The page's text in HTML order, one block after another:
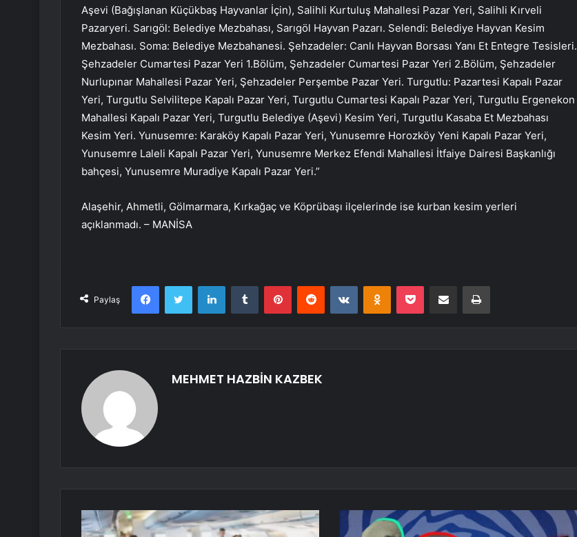
Aşevi (Bağışlanan Küçükbaş Hayvanlar İçin), Salihli Kurtuluş Mahallesi Pazar Yeri, Salihli Kırveli
Pazaryeri. Sarıgöl: Belediye Mezbahası, Sarıgöl Hayvan Pazarı. Selendi: Belediye Hayvan Kesim
Mezbahası. Soma: Belediye Mezbahanesi. Şehzadeler: Canlı Hayvan Borsası Yanı Et Entegre Tesisleri.
Şehzadeler Cumartesi Pazar Yeri 1.Bölüm, Şehzadeler Cumartesi Pazar Yeri 2.Bölüm, Şehzadeler
Nurlupınar Mahallesi Pazar Yeri, Şehzadeler Perşembe Pazar Yeri. Turgutlu: Pazartesi Kapalı Pazar
Yeri, Turgutlu Selvilitepe Kapalı Pazar Yeri, Turgutlu Cumartesi Kapalı Pazar Yeri, Turgutlu Ergenekon
Mahallesi Kapalı Pazar Yeri, Turgutlu Belediye (Aşevi) Kesim Yeri, Turgutlu Kasaba Et Mezbahası
Kesim Yeri. Yunusemre: Karaköy Kapalı Pazar Yeri, Yunusemre Horozköy Yeni Kapalı Pazar Yeri,
Yunusemre Laleli Kapalı Pazar Yeri, Yunusemre Merkez Efendi Mahallesi İtfaiye Dairesi Başkanlığı
bahçesi, Yunusemre Muradiye Kapalı Pazar Yeri.”
Alaşehir, Ahmetli, Gölmarmara, Kırkağaç ve Köprübaşı ilçelerinde ise kurban kesim yerleri
açıklanmadı. – MANİSA
Paylaş
FacebookTwitter LinkedInTumblr PinterestReddit VKontakteOdnoklassniki
Pocket E-Posta ile paylaş Yazdır
MEHMET HAZBİN KAZBEK